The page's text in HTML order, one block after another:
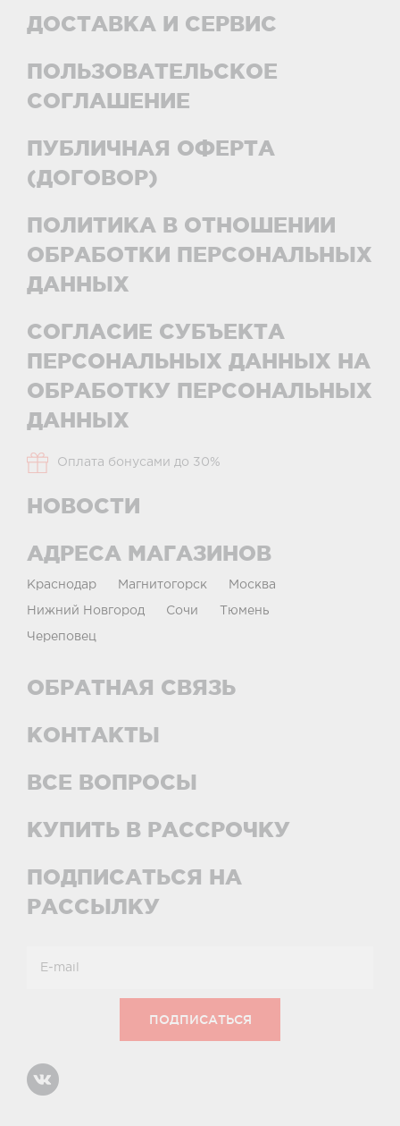
ДОСТАВКА И СЕРВИС
ПОЛЬЗОВАТЕЛЬСКОЕ
СОГЛАШЕНИЕ
ПУБЛИЧНАЯ ОФЕРТА
(ДОГОВОР)
ПОЛИТИКА В ОТНОШЕНИИ
ОБРАБОТКИ ПЕРСОНАЛЬНЫХ
ДАННЫХ
СОГЛАСИЕ СУБЪЕКТА
ПЕРСОНАЛЬНЫХ ДАННЫХ НА
ОБРАБОТКУ ПЕРСОНАЛЬНЫХ
ДАННЫХ
Оплата бонусами до 30%
НОВОСТИ
АДРЕСА МАГАЗИНОВ
Краснодар Магнитогорск Москва
Нижний Новгород Сочи Тюмень
Череповец
ОБРАТНАЯ СВЯЗЬ
КОНТАКТЫ
ВСЕ ВОПРОСЫ
КУПИТЬ В РАССРОЧКУ
ПОДПИСАТЬСЯ НА
РАССЫЛКУ